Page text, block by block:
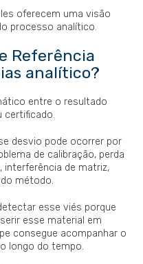
oferecem uma visão
processo analítico.
Referência
analítico?
entre o resultado
certificado.
desvio pode ocorrer por
de calibração, perda
interferência de matriz,
método.
esse viés porque
esse material em
consegue acompanhar o
longo do tempo.